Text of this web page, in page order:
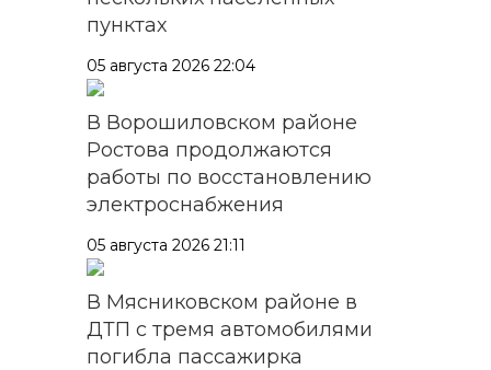
пунктах
05 августа 2026 22:04
В Ворошиловском районе
Ростова продолжаются
работы по восстановлению
электроснабжения
05 августа 2026 21:11
В Мясниковском районе в
ДТП с тремя автомобилями
погибла пассажирка